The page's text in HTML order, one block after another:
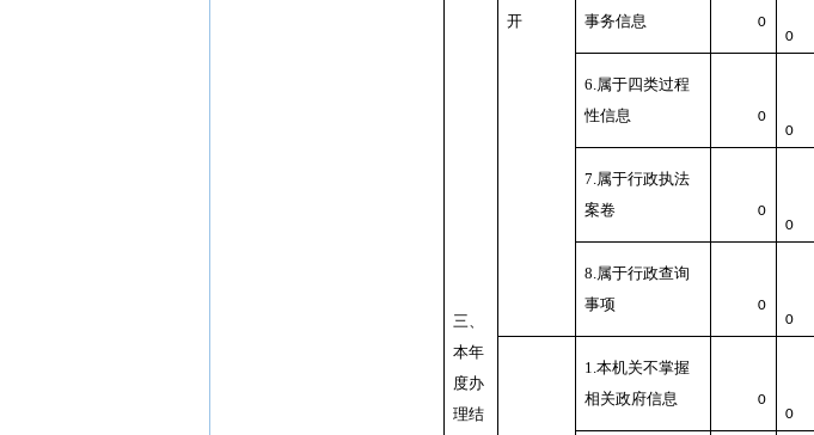
三、
本年
度办
理结
开
事务信息
0
0
6.属于四类过程
性信息
0
0
7.属于行政执法
案卷
0
0
8.属于行政查询
事项
0
0
1.本机关不掌握
相关政府信息
0
0